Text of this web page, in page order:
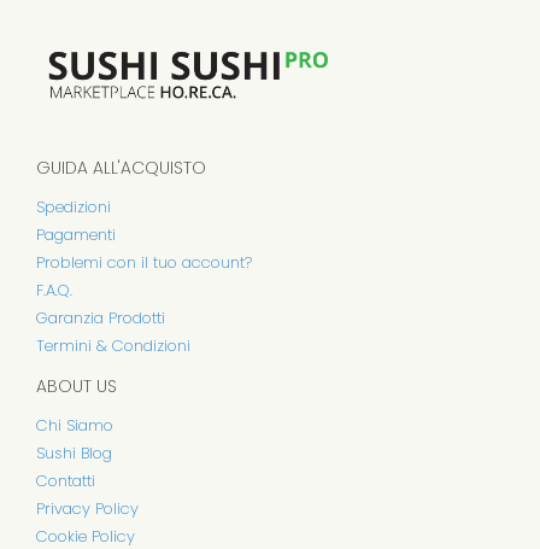
GUIDA ALL'ACQUISTO
Spedizioni
Pagamenti
Problemi con il tuo account?
F.A.Q.
Garanzia Prodotti
Termini & Condizioni
ABOUT US
Chi Siamo
Sushi Blog
Contatti
Privacy Policy
Cookie Policy